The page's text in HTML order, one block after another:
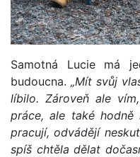
Samotná Lucie má
budoucna. „Mít svůj
líbilo. Zároveň ale
práce, ale také
pracují, odvádějí
spíš chtěla dělat